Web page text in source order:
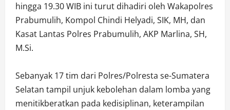
hingga 19.30 WIB ini turut dihadiri oleh Wakapolres
Prabumulih, Kompol Chindi Helyadi, SIK, MH, dan
Kasat Lantas Polres Prabumulih, AKP Marlina, SH,
M.Si.
Sebanyak 17 tim dari Polres/Polresta se-Sumatera
Selatan tampil unjuk kebolehan dalam lomba yang
menitikberatkan pada kedisiplinan, keterampilan